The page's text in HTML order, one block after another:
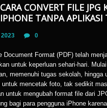
CARA CONVERT FILE JPG
IPHONE TANPA
2023 0
Document Format (PDF) telah
untuk keperluan sehari-hari.
memenuhi tugas sekolah, hingga
untuk mencetak foto, tak sedikit
untuk mengubah format file dari
bagi para pengguna iPhone